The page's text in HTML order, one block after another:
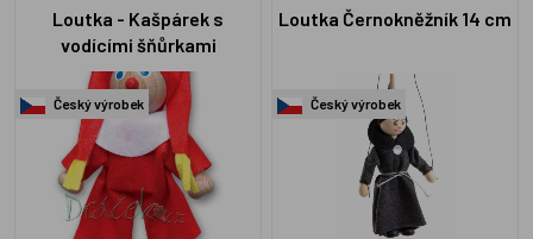
Loutka - Kašpárek s
vodícími šňůrkami
Český výrobek
Loutka Černokněžník 14 cm
Český výrobek